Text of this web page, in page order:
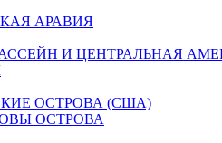
АРАВИЯ
И ЦЕНТРАЛЬНАЯ
ОСТРОВА (США)
ОСТРОВА